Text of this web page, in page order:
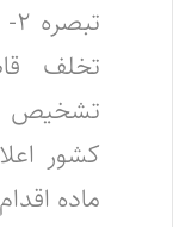
تخلف
تشخیص
کشور
ماده